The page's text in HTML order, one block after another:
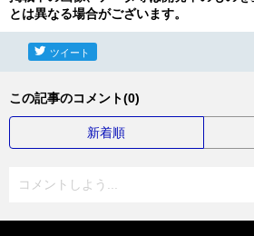
とは異なる場合がございます。
ツイート
この記事のコメント(0)
新着順
コメントしよう...